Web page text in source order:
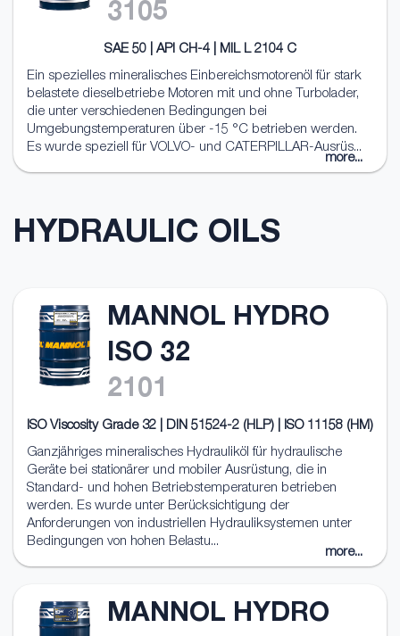
3105
SAE 50 | API CH-4 | MIL L 2104 C
Ein spezielles mineralisches Einbereichsmotorenöl für stark
belastete dieselbetriebe Motoren mit und ohne Turbolader,
die unter verschiedenen Bedingungen bei
Umgebungstemperaturen über -15 °C betrieben werden.
Es wurde speziell für VOLVO- und CATERPILLAR-Ausrüs...
more...
HYDRAULIC OILS
MANNOL HYDRO
ISO 32
2101
ISO Viscosity Grade 32 | DIN 51524-2 (HLP) | ISO 11158 (HM)
Ganzjähriges mineralisches Hydrauliköl für hydraulische
Geräte bei stationärer und mobiler Ausrüstung, die in
Standard- und hohen Betriebstemperaturen betrieben
werden. Es wurde unter Berücksichtigung der
Anforderungen von industriellen Hydrauliksystemen unter
Bedingungen von hohen Belastu...
more...
MANNOL HYDRO